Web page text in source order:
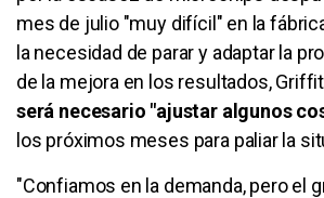
mes de julio "muy difícil" en la
la necesidad de parar y adaptar la
de la mejora en los resultados,
será necesario "ajustar algunos
los próximos meses para paliar la
"Confiamos en la demanda, pero el